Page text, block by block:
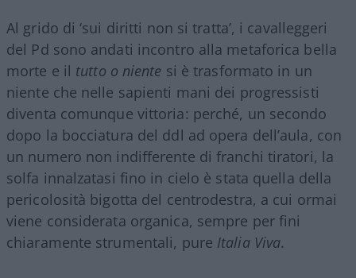
Al grido di ‘sui diritti non si tratta’, i cavalleggeri
del Pd sono andati incontro alla metaforica bella
morte e il tutto o niente si è trasformato in un
niente che nelle sapienti mani dei progressisti
diventa comunque vittoria: perché, un secondo
dopo la bocciatura del ddl ad opera dell’aula, con
un numero non indifferente di franchi tiratori, la
solfa innalzatasi fino in cielo è stata quella della
pericolosità bigotta del centrodestra, a cui ormai
viene considerata organica, sempre per fini
chiaramente strumentali, pure Italia Viva.